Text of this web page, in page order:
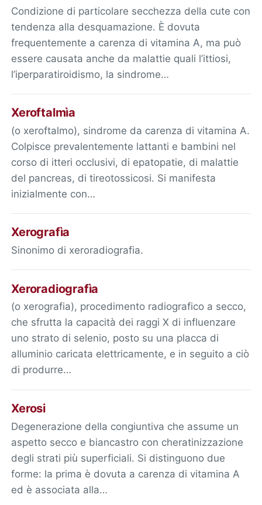
Condizione di particolare secchezza della cute con
tendenza alla desquamazione. È dovuta
frequentemente a carenza di vitamina A, ma può
essere causata anche da malattie quali l’ittiosi,
l’iperparatiroidismo, la sindrome…
Xeroftalmìa
(o xeroftalmo), sindrome da carenza di vitamina A.
Colpisce prevalentemente lattanti e bambini nel
corso di itteri occlusivi, di epatopatie, di malattie
del pancreas, di tireotossicosi. Si manifesta
inizialmente con…
Xerografìa
Sinonimo di xeroradiografia.
Xeroradiografìa
(o xerografia), procedimento radiografico a secco,
che sfrutta la capacità dei raggi X di influenzare
uno strato di selenio, posto su una placca di
alluminio caricata elettricamente, e in seguito a ciò
di produrre…
Xerosi
Degenerazione della congiuntiva che assume un
aspetto secco e biancastro con cheratinizzazione
degli strati più superficiali. Si distinguono due
forme: la prima è dovuta a carenza di vitamina A
ed è associata alla…